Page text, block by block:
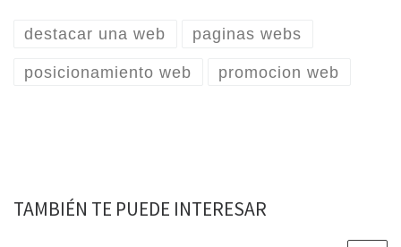
destacar una web paginas webs
posicionamiento web promocion web
TAMBIÉN TE PUEDE INTERESAR